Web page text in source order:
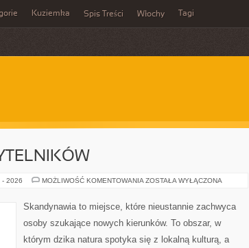
Kuziemka Spis Treści Włochy Tagi
- 2026 MOŻLIWOŚĆ KOMENTOWANIA PYTANIA
ZOSTAŁA WYŁĄCZONA
Skandynawia to miejsce, które nieustannie zachwyca
osoby szukające nowych kierunków. To obszar, w
którym dzika natura spotyka się z lokalną kulturą, a